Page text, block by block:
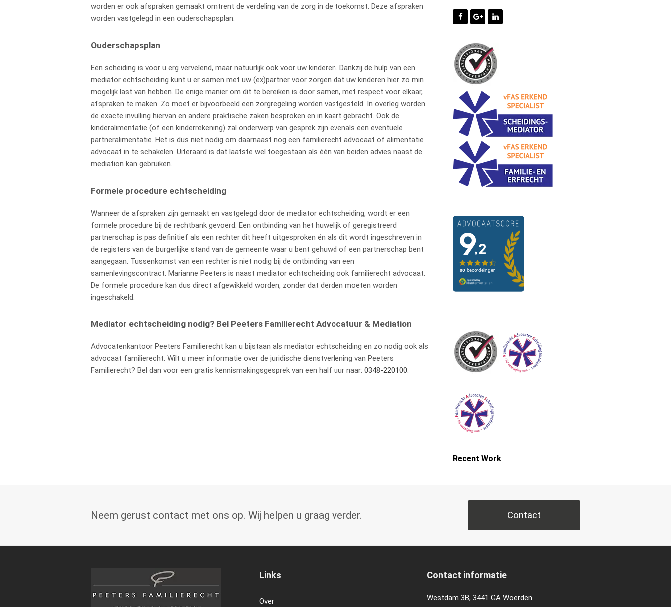
worden er ook afspraken gemaakt omtrent de verdeling van de zorg in de toekomst. Deze afspraken
worden vastgelegd in een ouderschapsplan.
Ouderschapsplan
Een scheiding is voor u erg vervelend, maar natuurlijk ook voor uw kinderen. Dankzij de hulp van een
mediator echtscheiding kunt u er samen met uw (ex)partner voor zorgen dat uw kinderen hier zo min
mogelijk last van hebben. De enige manier om dit te bereiken is door samen, met respect voor elkaar,
afspraken te maken. Zo moet er bijvoorbeeld een zorgregeling worden vastgesteld. In overleg worden
de exacte invulling hiervan en andere praktische zaken besproken en in kaart gebracht. Ook de
kinderalimentatie (of een kinderrekening) zal onderwerp van gesprek zijn evenals een eventuele
partneralimentatie. Het is dus niet nodig om daarnaast nog een familierecht advocaat of alimentatie
advocaat in te schakelen. Uiteraard is dat laatste wel toegestaan als één van beiden advies naast de
mediation kan gebruiken.
Formele procedure echtscheiding
Wanneer de afspraken zijn gemaakt en vastgelegd door de mediator echtscheiding, wordt er een
formele procedure bij de rechtbank gevoerd. Een ontbinding van het huwelijk of geregistreerd
partnerschap is pas definitief als een rechter dit heeft uitgesproken én als dit wordt ingeschreven in
de registers van de burgerlijke stand van de gemeente waar u bent gehuwd of een partnerschap bent
aangegaan. Tussenkomst van een rechter is niet nodig bij de ontbinding van een
samenlevingscontract. Marianne Peeters is naast mediator echtscheiding ook familierecht advocaat.
De formele procedure kan dus direct afgewikkeld worden, zonder dat derden moeten worden
ingeschakeld.
Mediator echtscheiding nodig? Bel Peeters Familierecht Advocatuur & Mediation
Advocatenkantoor Peeters Familierecht kan u bijstaan als mediator echtscheiding en zo nodig ook als
advocaat familierecht. Wilt u meer informatie over de juridische dienstverlening van Peeters
Familierecht? Bel dan voor een gratis kennismakingsgesprek van een half uur naar: 0348-220100.
Recent Work
Neem gerust contact met ons op. Wij helpen u graag verder. Contact
Links
Over
Contact informatie
Westdam 3B, 3441 GA Woerden